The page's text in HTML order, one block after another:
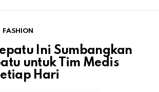
FASHION
Ini Sumbangkan
untuk Tim Medis
Hari